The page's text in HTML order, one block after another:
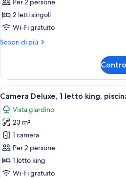
Superior,
2
singoli
Per 2 persone
2 letti singoli
Wi-Fi gratuito
Scopri di più
Altri
Superior,
letti
singoli
Apri
tutte
le
foto
per
Camera
Deluxe,
1
9
Camera Deluxe, 1 letto king,
Vista giardino
23 m²
1 camera
Per 2 persone
1 letto king
Wi-Fi gratuito